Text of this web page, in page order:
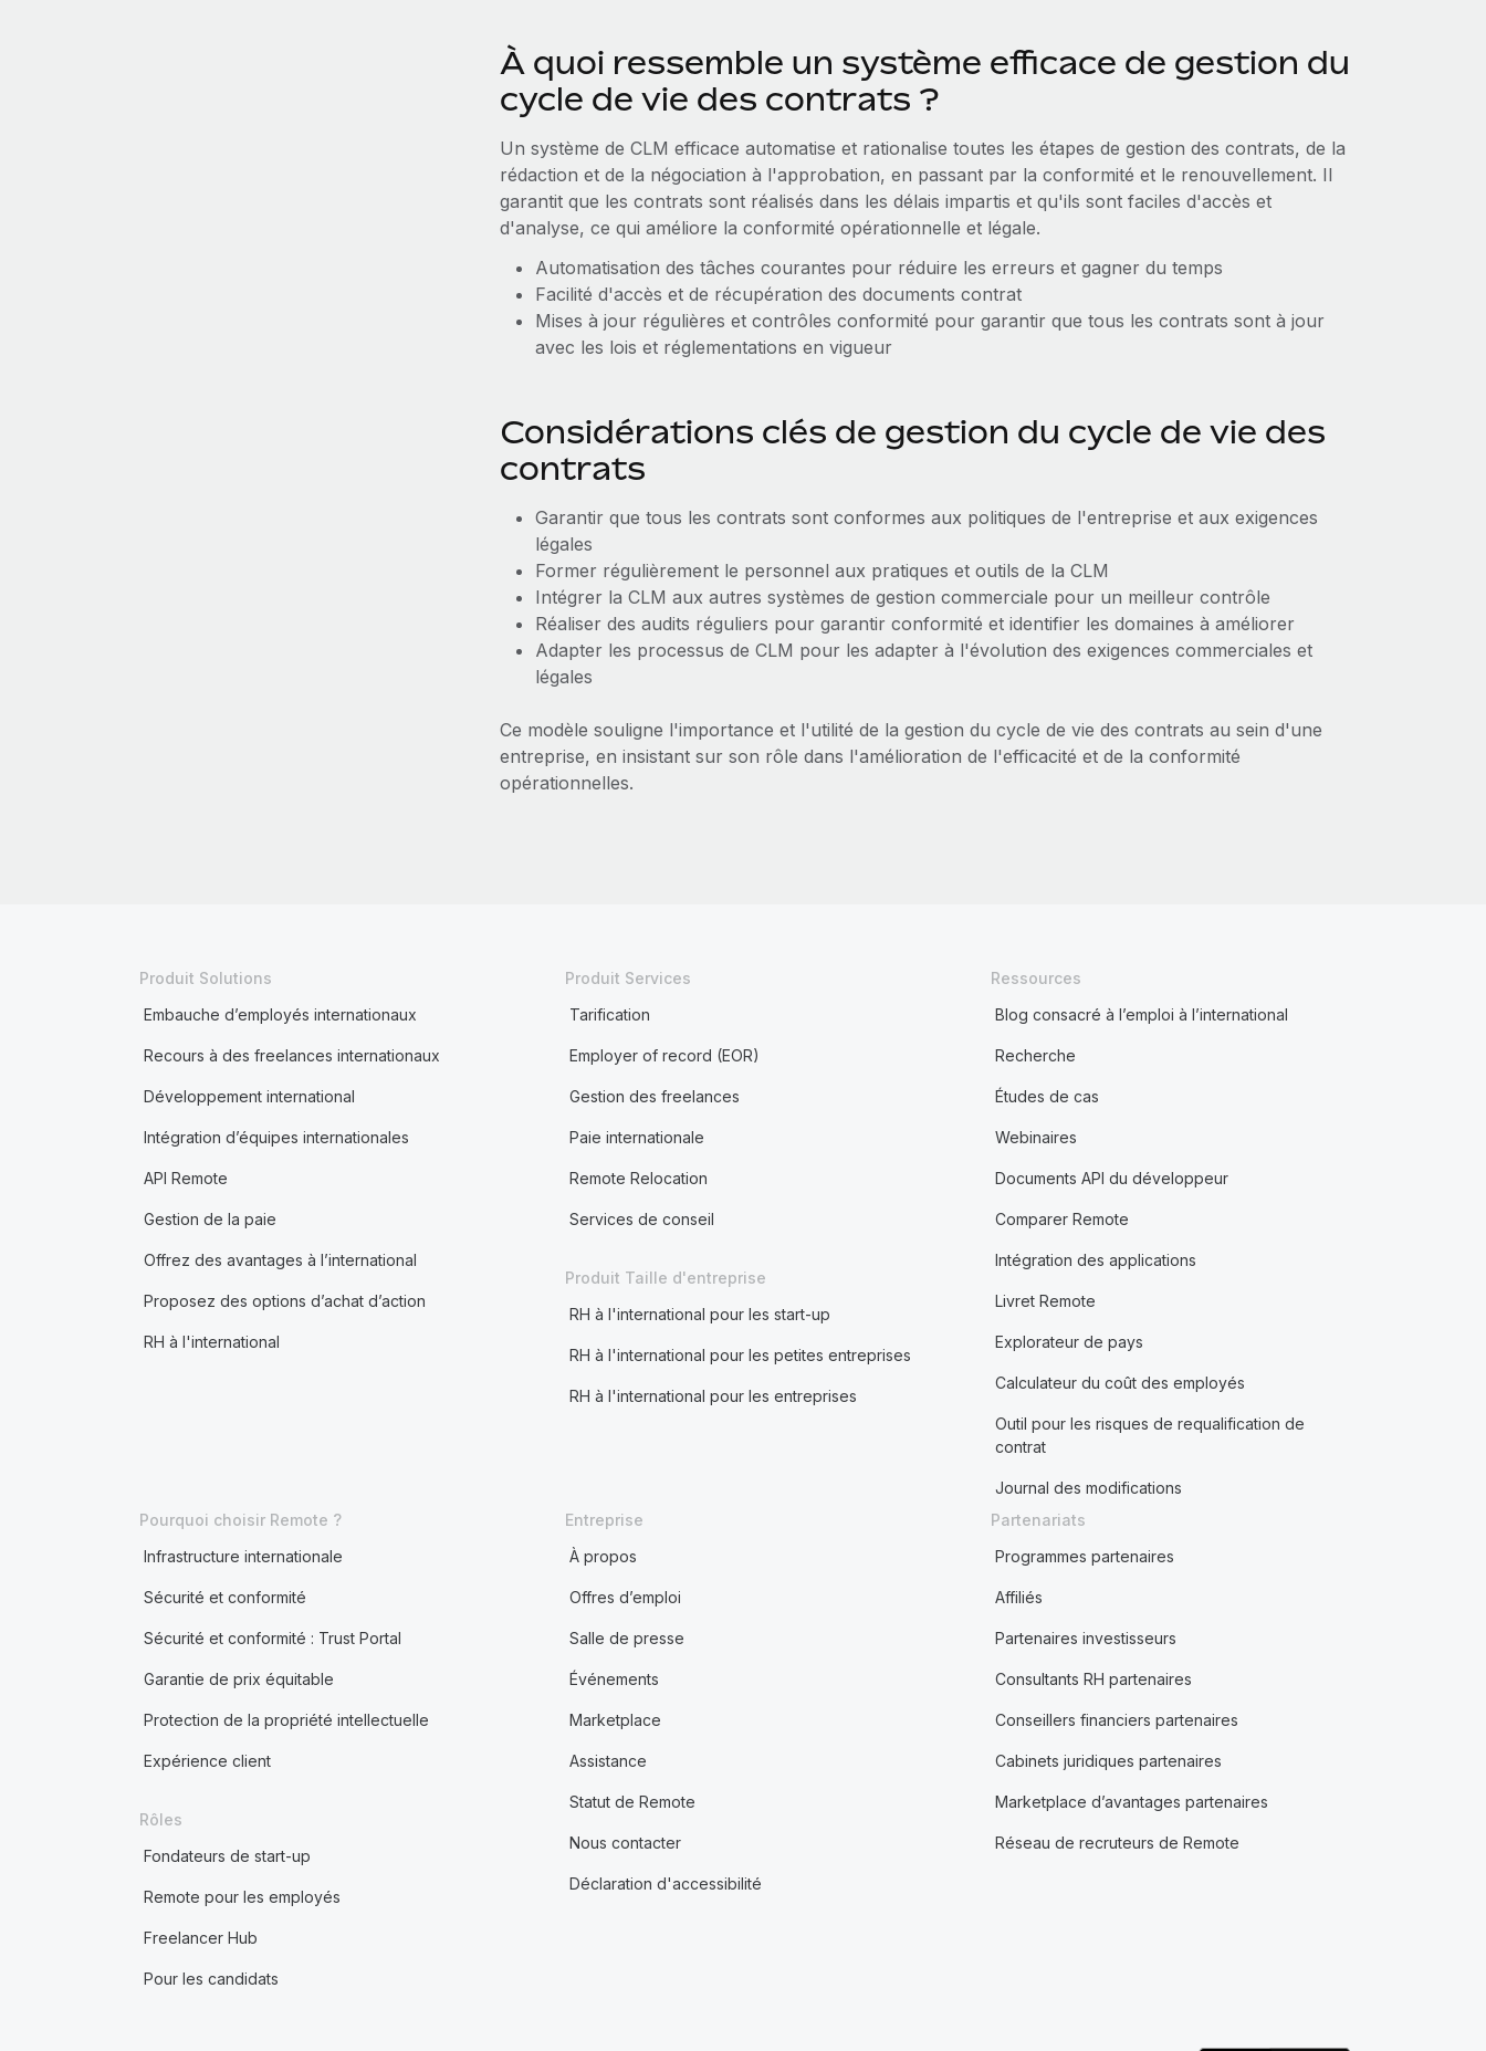
À quoi ressemble un système efficace de gestion du
cycle de vie des contrats ?
Un système de CLM efficace automatise et rationalise toutes les étapes de gestion des contrats, de la
rédaction et de la négociation à l'approbation, en passant par la conformité et le renouvellement. Il
garantit que les contrats sont réalisés dans les délais impartis et qu'ils sont faciles d'accès et
d'analyse, ce qui améliore la conformité opérationnelle et légale.
Automatisation des tâches courantes pour réduire les erreurs et gagner du temps
Facilité d'accès et de récupération des documents contrat
Mises à jour régulières et contrôles conformité pour garantir que tous les contrats sont à jour
avec les lois et réglementations en vigueur
Considérations clés de gestion du cycle de vie des
contrats
Garantir que tous les contrats sont conformes aux politiques de l'entreprise et aux exigences
légales
Former régulièrement le personnel aux pratiques et outils de la CLM
Intégrer la CLM aux autres systèmes de gestion commerciale pour un meilleur contrôle
Réaliser des audits réguliers pour garantir conformité et identifier les domaines à améliorer
Adapter les processus de CLM pour les adapter à l'évolution des exigences commerciales et
légales
Ce modèle souligne l'importance et l'utilité de la gestion du cycle de vie des contrats au sein d'une
entreprise, en insistant sur son rôle dans l'amélioration de l'efficacité et de la conformité
opérationnelles.
Produit Solutions
Embauche d’employés internationaux
Recours à des freelances internationaux
Développement international
Intégration d’équipes internationales
API Remote
Gestion de la paie
Offrez des avantages à l’international
Proposez des options d’achat d’action
RH à l'international
Produit Services
Tarification
Employer of record (EOR)
Gestion des freelances
Paie internationale
Remote Relocation
Services de conseil
Produit Taille d'entreprise
RH à l'international pour les start-up
RH à l'international pour les petites entreprises
RH à l'international pour les entreprises
Ressources
Blog consacré à l’emploi à l’international
Recherche
Études de cas
Webinaires
Documents API du développeur
Comparer Remote
Intégration des applications
Livret Remote
Explorateur de pays
Calculateur du coût des employés
Outil pour les risques de requalification de
contrat
Journal des modifications
Pourquoi choisir Remote ?
Infrastructure internationale
Sécurité et conformité
Sécurité et conformité : Trust Portal
Garantie de prix équitable
Protection de la propriété intellectuelle
Expérience client
Rôles
Fondateurs de start-up
Remote pour les employés
Freelancer Hub
Pour les candidats
Entreprise
À propos
Offres d’emploi
Salle de presse
Événements
Marketplace
Assistance
Statut de Remote
Nous contacter
Déclaration d'accessibilité
Partenariats
Programmes partenaires
Affiliés
Partenaires investisseurs
Consultants RH partenaires
Conseillers financiers partenaires
Cabinets juridiques partenaires
Marketplace d’avantages partenaires
Réseau de recruteurs de Remote